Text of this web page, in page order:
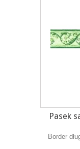
Pasek
Border